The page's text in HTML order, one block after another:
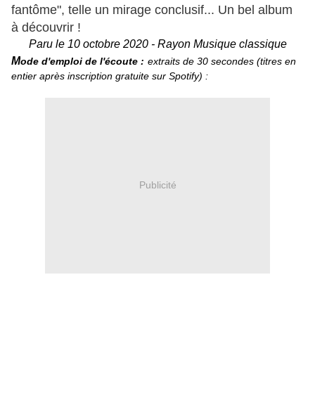
fantôme", telle un mirage conclusif... Un bel album
à découvrir !
Paru le 10 octobre 2020 - Rayon Musique classique
Mode d'emploi de l'écoute : extraits de 30 secondes (titres en
entier après inscription gratuite sur Spotify) :
Publicité